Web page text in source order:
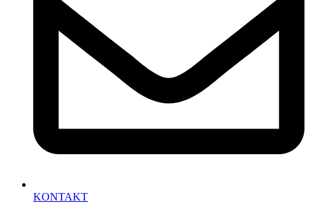
KONTAKT